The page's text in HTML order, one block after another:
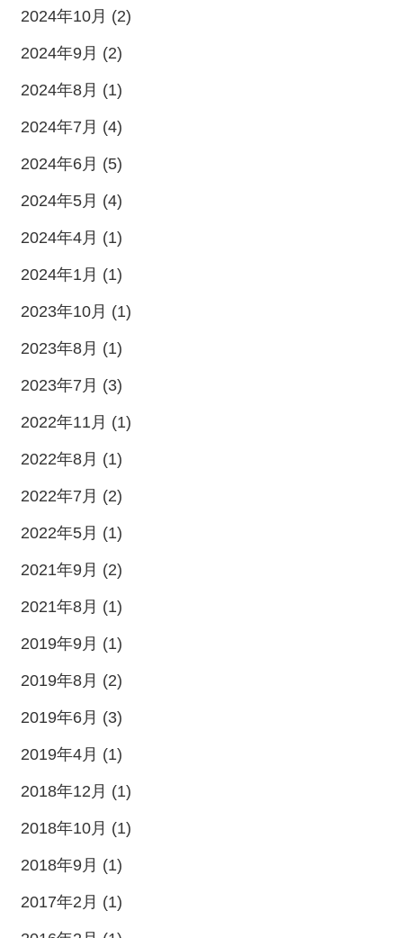
2024年10月 (2)
2024年9月 (2)
2024年8月 (1)
2024年7月 (4)
2024年6月 (5)
2024年5月 (4)
2024年4月 (1)
2024年1月 (1)
2023年10月 (1)
2023年8月 (1)
2023年7月 (3)
2022年11月 (1)
2022年8月 (1)
2022年7月 (2)
2022年5月 (1)
2021年9月 (2)
2021年8月 (1)
2019年9月 (1)
2019年8月 (2)
2019年6月 (3)
2019年4月 (1)
2018年12月 (1)
2018年10月 (1)
2018年9月 (1)
2017年2月 (1)